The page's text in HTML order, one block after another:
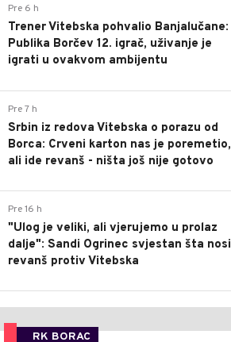
Pre 6 h
Trener Vitebska pohvalio Banjalučane:
Publika Borčev 12. igrač, uživanje je
igrati u ovakvom ambijentu
Pre 7 h
Srbin iz redova Vitebska o porazu od
Borca: Crveni karton nas je poremetio,
ali ide revanš - ništa još nije gotovo
Pre 16 h
"Ulog je veliki, ali vjerujemo u prolaz
dalje": Sandi Ogrinec svjestan šta nosi
revanš protiv Vitebska
RK BORAC